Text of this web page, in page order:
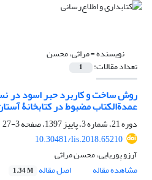
نویسنده =مراثی، محسن
تعداد مقالات: 1
عمدة‌الکتاب مضبوط در کتابخانۀ
دوره 21، شماره 3، پاییز 1397، صفحه
3-27
10.30481/lis.2018.65210
آرزو پوریایی، محسن مراثی
مشاهده مقاله
اصل مقاله 1.34 M